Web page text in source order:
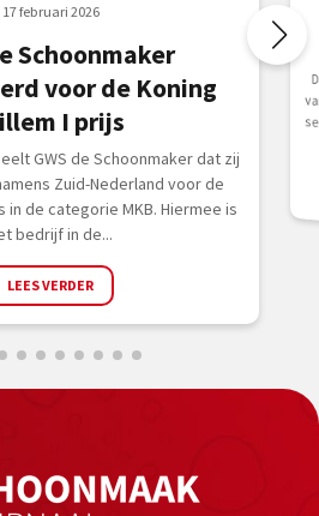
17 februari 2026
Schoonmaker
voor de Koning
I prijs
GWS de Schoonmaker dat zij
Zuid-Nederland voor de
in de categorie MKB. Hiermee is
bedrijf in de...
LEES VERDER